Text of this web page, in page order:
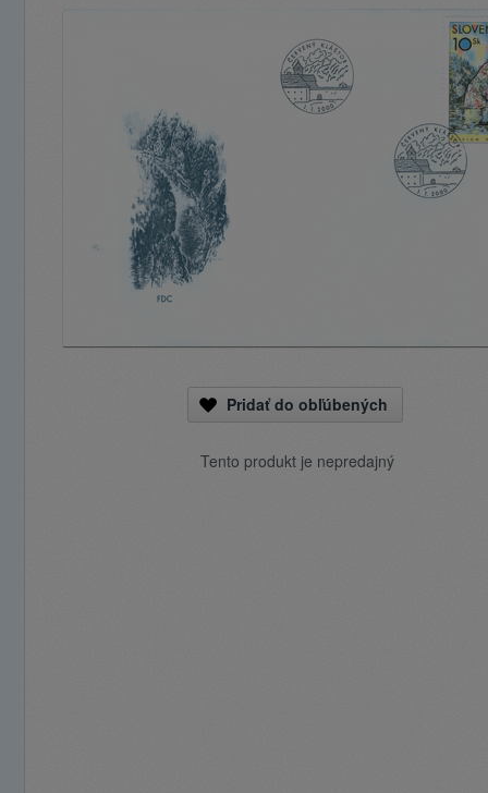
Pridať do obľúbených
Tento produkt je nepredajný